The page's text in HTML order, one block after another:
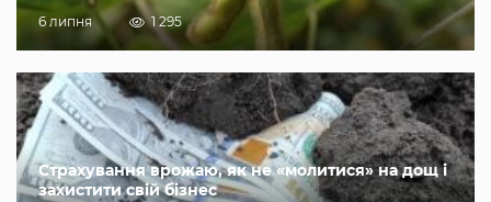
6 липня 1 295
Страхування врожаю, як не «молитися» на дощ і
захистити свій бізнес